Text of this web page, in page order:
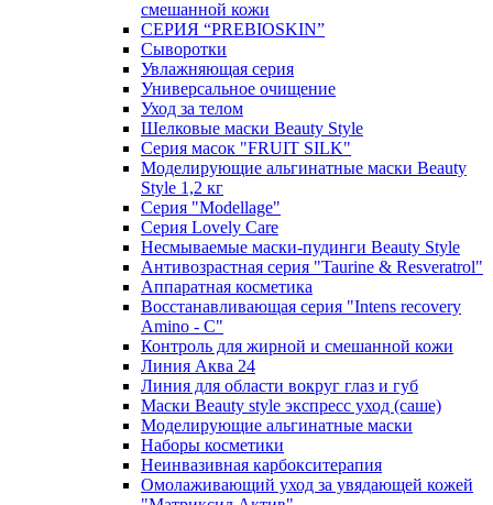
смешанной кожи
СЕРИЯ “PREBIOSKIN”
Сыворотки
Увлажняющая серия
Универсальное очищение
Уход за телом
Шелковые маски Beauty Style
Серия масок "FRUIT SILK"
Моделирующие альгинатные маски Beauty
Style 1,2 кг
Серия "Modellage"
Cерия Lovely Care
Несмываемые маски-пудинги Beauty Style
Антивозрастная серия "Taurine & Resveratrol"
Аппаратная косметика
Восстанавливающая серия "Intens recovery
Amino - C"
Контроль для жирной и смешанной кожи
Линия Аква 24
Линия для области вокруг глаз и губ
Маски Beauty style экспресс уход (саше)
Моделирующие альгинатные маски
Наборы косметики
Неинвазивная карбокситерапия
Омолаживающий уход за увядающей кожей